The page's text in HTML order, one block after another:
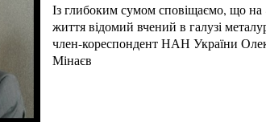
Із глибоким сумом сповіщаємо, що на
життя відомий вчений в галузі
член-кореспондент НАН України
Мінаєв